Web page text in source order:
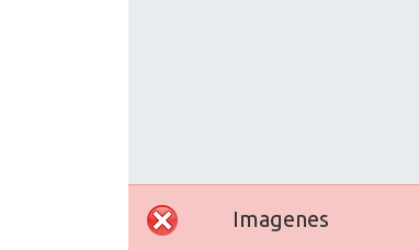
Imagenes